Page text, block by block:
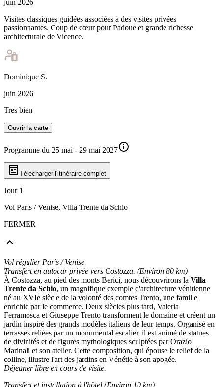
juin 2026
Visites classiques guidées associées à des visites privées
passionnantes. Coup de cœur pour Padoue et grande richesse
architecturale de Vicence.
Dominique S.
juin 2026
Tres bien
Ouvrir la carte
Programme du 25 mai - 29 mai 2027
Télécharger l'itinéraire complet
Jour 1
Vol Paris / Venise, Villa Trente da Schio
FERMER
Vol régulier Paris / Venise
Transfert en autocar privée vers Costozza. (Environ 80 km)
À Costozza, au pied des monts Berici, nous découvrirons la Villa
Trente da Schio, un magnifique exemple d'architecture vénitienne
né au XVIe siècle de la volonté des comtes Trento, une famille
enrichie par le commerce. Deux siècles plus tard, Valeria
Ferramosca et Giuseppe Trento transforment le domaine et créent un
jardin inspiré des grands modèles italiens de leur temps. Organisé en
terrasses reliées par un monumental escalier, il est animé de statues
de divinités et de figures mythologiques sculptées par Orazio
Marinali et son atelier. Cette composition, qui épouse le relief de la
colline, illustre l'art des jardins en Vénétie à son apogée.
Déjeuner libre en cours de visite.
Transfert et installation à l'hôtel (Environ 10 km)